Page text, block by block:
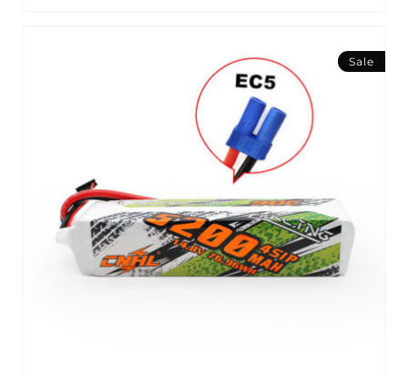
Sale